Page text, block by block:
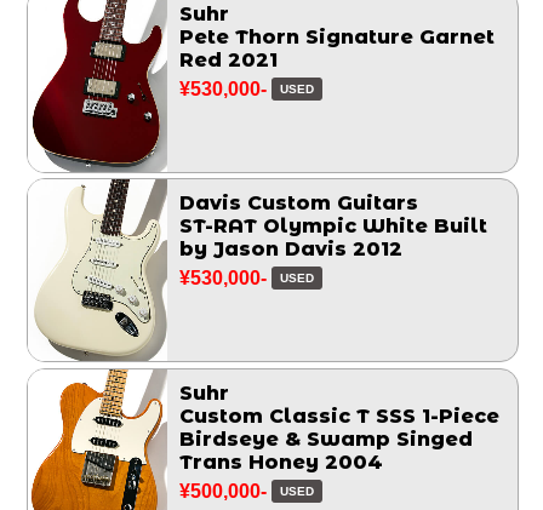
Suhr
Pete Thorn Signature Garnet
Red 2021
¥530,000- USED
Davis Custom Guitars
ST-RAT Olympic White Built
by Jason Davis 2012
¥530,000- USED
Suhr
Custom Classic T SSS 1-Piece
Birdseye & Swamp Singed
Trans Honey 2004
¥500,000- USED